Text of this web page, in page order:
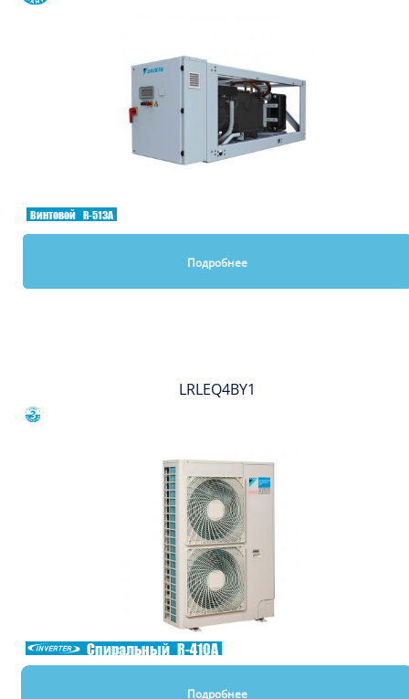
Винтовой R-513A
Подробнее
LRLEQ4BY1
Спиральный R-410A
Подробнее